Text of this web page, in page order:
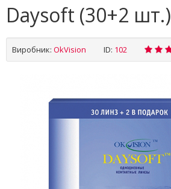
Daysoft (30+2 шт.)
Виробник: OkVision ID: 102